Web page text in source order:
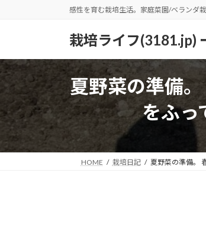
ツ
へ
ス
ッ
シ
ョ
ン
移
感性を育む栽培生活。家庭菜園/ベランダ
栽培ライフ(3181.jp)
夏野菜の準備
をふっ
HOME 栽培日記 夏野菜の準備。